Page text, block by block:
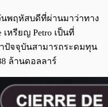
นพฤหัสบดีที่ผ่านมาว่าทาง
เหรียญ Petro เป็นที่
ปัจจุบันสามารถระดมทุน
ล้านดอลลาร์